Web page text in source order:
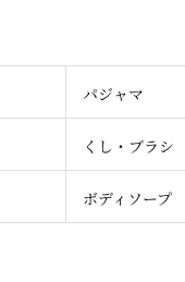
パジャマ
くし・ブラシ
ボディソープ